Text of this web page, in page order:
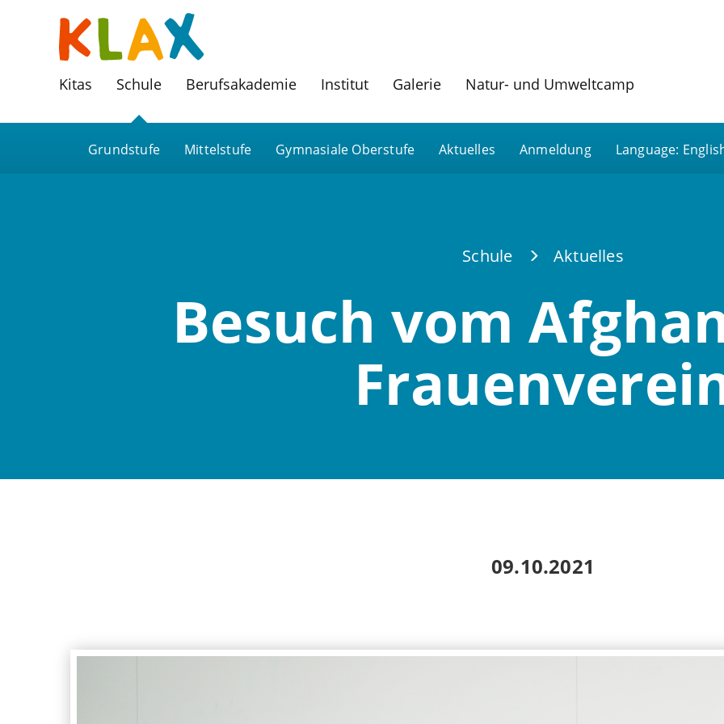
Kitas Schule
Grundstufe Mittelstufe Gymnasiale Oberstufe Aktuelles Anmeldung Language:
Berufsakademie Institut Galerie Natur- und Umweltcamp
Schule Aktuelles
Besuch vom
09.10.2021